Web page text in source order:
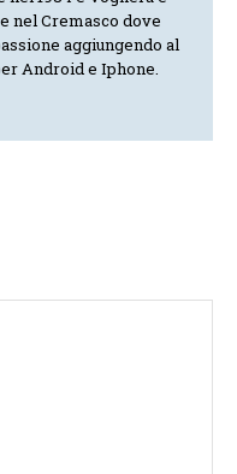
nel Cremasco dove
aggiungendo al
Android e Iphone.